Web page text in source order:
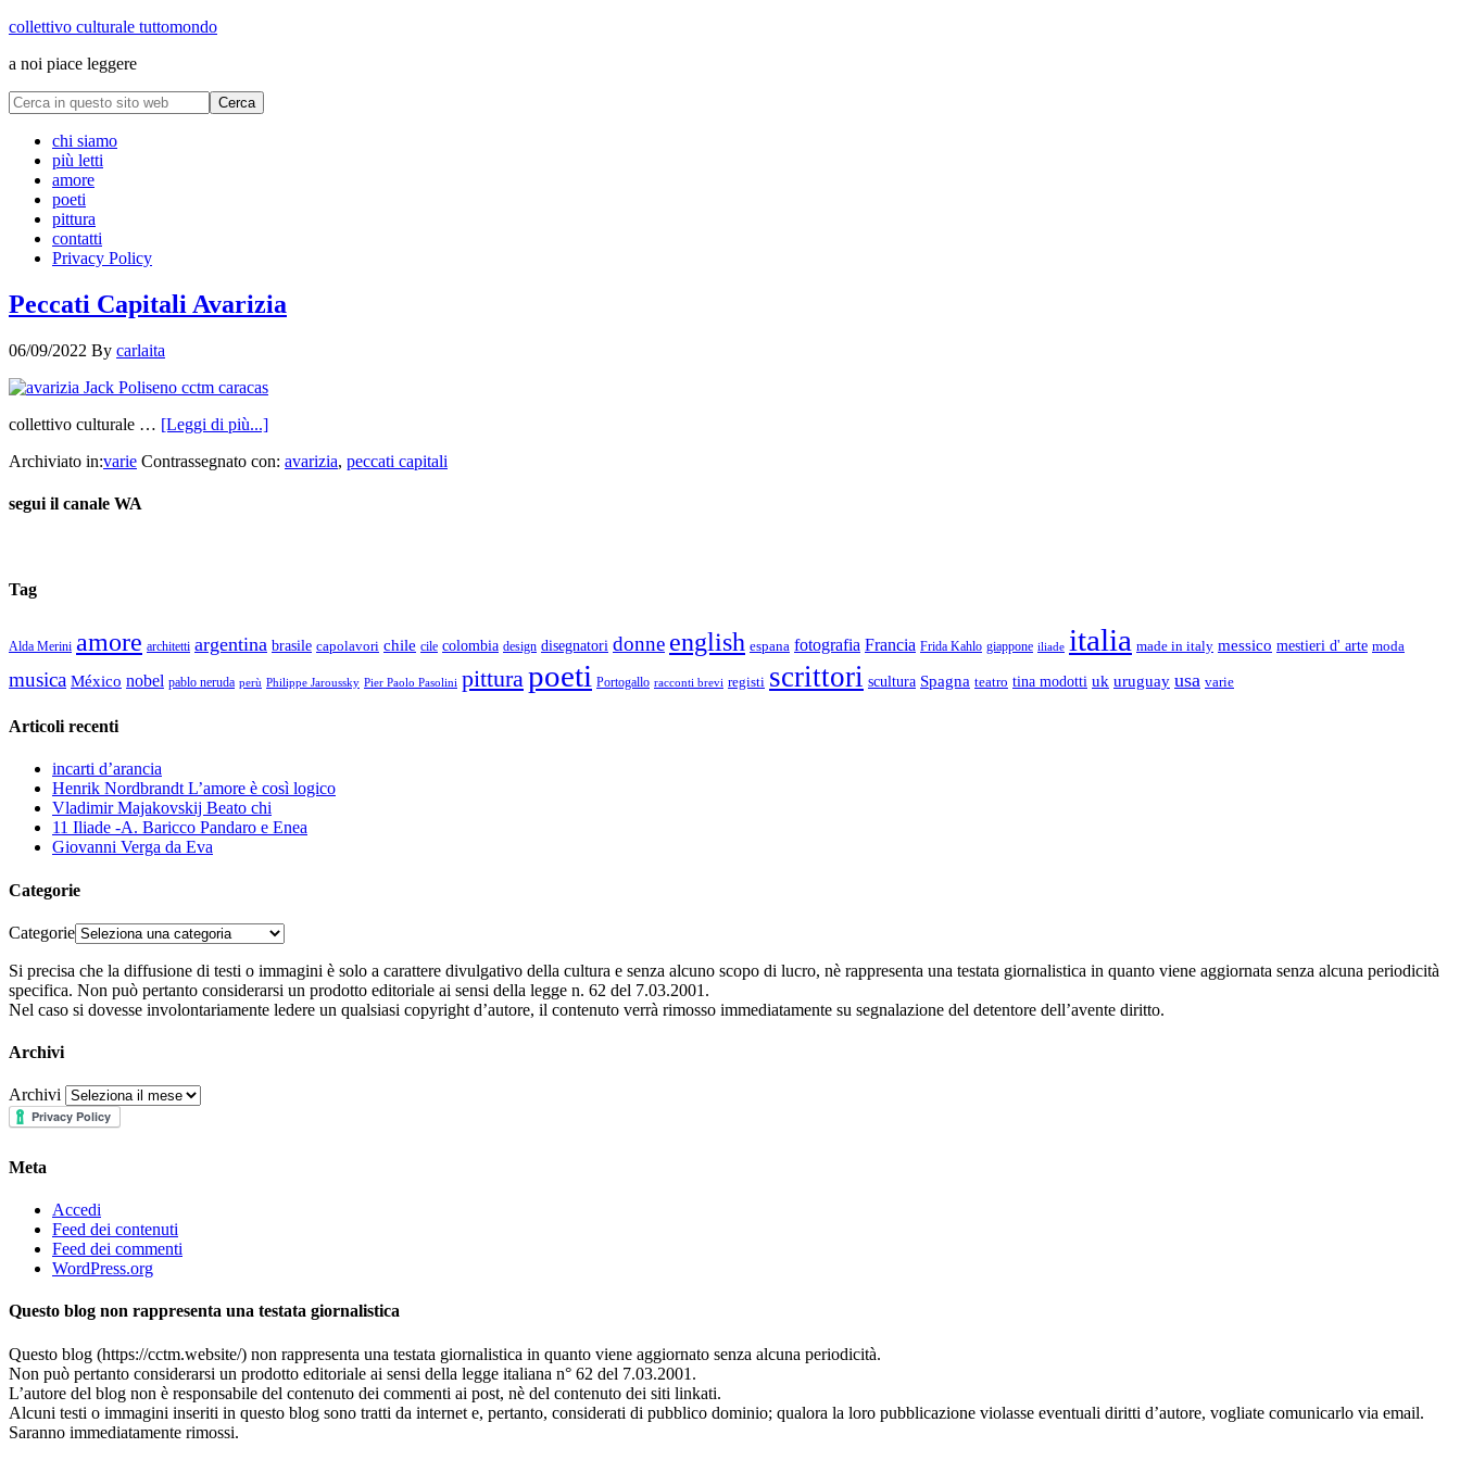
collettivo culturale tuttomondo
a noi piace leggere
chi siamo
più letti
amore
poeti
pittura
contatti
Privacy Policy
Peccati Capitali Avarizia
06/09/2022 By carlaita
collettivo culturale … [Leggi di più...]
Archiviato in:varie Contrassegnato con: avarizia, peccati capitali
segui il canale WA
Tag
Alda Merini amore architetti argentina brasile capolavori chile cile colombia design disegnatori donne english espana fotografia Francia Frida Kahlo giappone iliade italia made in italy messico mestieri d' arte moda
musica México nobel pablo neruda perù Philippe Jaroussky Pier Paolo Pasolini pitturapoeti Portogallo racconti brevi registi scrittori scultura Spagna teatro tina modotti uk uruguay usa varie
Articoli recenti
incarti d’arancia
Henrik Nordbrandt L’amore è così logico
Vladimir Majakovskij Beato chi
11 Iliade -A. Baricco Pandaro e Enea
Giovanni Verga da Eva
Categorie
Categorie
Si precisa che la diffusione di testi o immagini è solo a carattere divulgativo della cultura e senza alcuno scopo di lucro, nè rappresenta una testata giornalistica in quanto viene aggiornata senza alcuna periodicità
specifica. Non può pertanto considerarsi un prodotto editoriale ai sensi della legge n. 62 del 7.03.2001.
Nel caso si dovesse involontariamente ledere un qualsiasi copyright d’autore, il contenuto verrà rimosso immediatamente su segnalazione del detentore dell’avente diritto.
Archivi
Archivi
Meta
Accedi
Feed dei contenuti
Feed dei commenti
WordPress.org
Questo blog non rappresenta una testata giornalistica
Questo blog (https://cctm.website/) non rappresenta una testata giornalistica in quanto viene aggiornato senza alcuna periodicità.
Non può pertanto considerarsi un prodotto editoriale ai sensi della legge italiana n° 62 del 7.03.2001.
L’autore del blog non è responsabile del contenuto dei commenti ai post, nè del contenuto dei siti linkati.
Alcuni testi o immagini inseriti in questo blog sono tratti da internet e, pertanto, considerati di pubblico dominio; qualora la loro pubblicazione violasse eventuali diritti d’autore, vogliate comunicarlo via email.
Saranno immediatamente rimossi.